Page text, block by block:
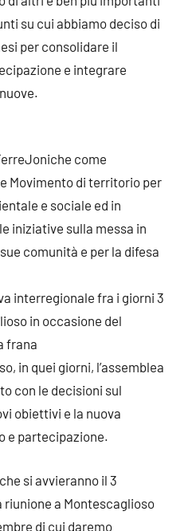
su cui abbiamo deciso di
per consolidare il
e integrare
come
Movimento di territorio per
e sociale ed in
iniziative sulla messa in
comunità e per la difesa
interregionale fra i giorni 3
in occasione del
frana
in quei giorni, l’assemblea
con le decisioni sul
obiettivi e la nuova
e partecipazione.
si avvieranno il 3
a Montescaglioso
di cui daremo